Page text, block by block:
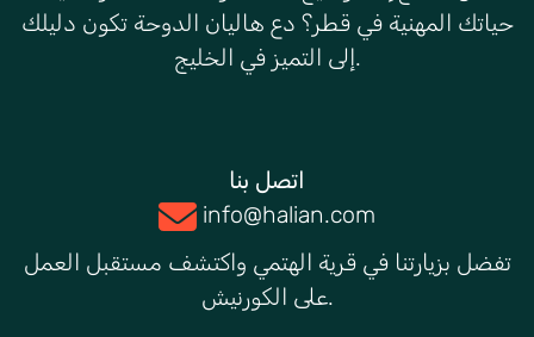
حياتك المهنية في قطر؟ دع هاليان الدوحة تكون دليلك
إلى التميز في الخليج.
اتصل بنا
info@halian.com
تفضل بزيارتنا في قرية الهتمي واكتشف مستقبل العمل
على الكورنيش.